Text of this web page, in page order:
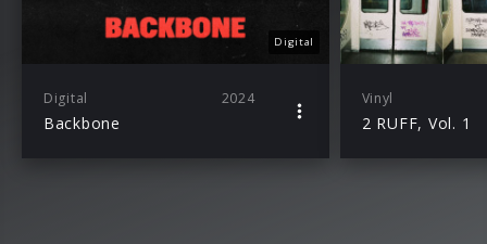
Digital
Digital 2024
Backbone
Vinyl
2 RUFF, Vol. 1